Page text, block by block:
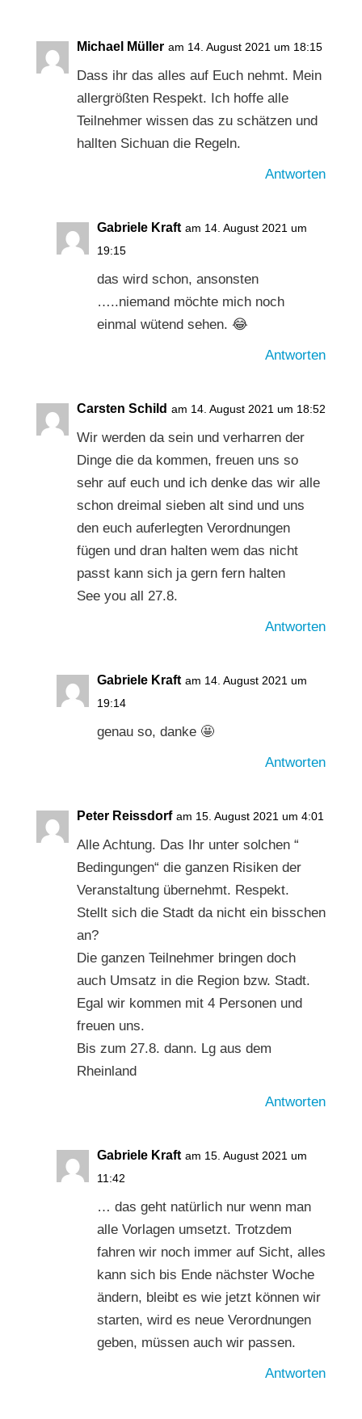
Michael Müller am 14. August 2021 um 18:15
Dass ihr das alles auf Euch nehmt. Mein
allergrößten Respekt. Ich hoffe alle
Teilnehmer wissen das zu schätzen und
hallten Sichuan die Regeln.
Antworten
Gabriele Kraft am 14. August 2021 um
19:15
das wird schon, ansonsten
…..niemand möchte mich noch
einmal wütend sehen. 😂
Antworten
Carsten Schild am 14. August 2021 um 18:52
Wir werden da sein und verharren der
Dinge die da kommen, freuen uns so
sehr auf euch und ich denke das wir alle
schon dreimal sieben alt sind und uns
den euch auferlegten Verordnungen
fügen und dran halten wem das nicht
passt kann sich ja gern fern halten
See you all 27.8.
Antworten
Gabriele Kraft am 14. August 2021 um
19:14
genau so, danke 🤩
Antworten
Peter Reissdorf am 15. August 2021 um 4:01
Alle Achtung. Das Ihr unter solchen “
Bedingungen“ die ganzen Risiken der
Veranstaltung übernehmt. Respekt.
Stellt sich die Stadt da nicht ein bisschen
an?
Die ganzen Teilnehmer bringen doch
auch Umsatz in die Region bzw. Stadt.
Egal wir kommen mit 4 Personen und
freuen uns.
Bis zum 27.8. dann. Lg aus dem
Rheinland
Antworten
Gabriele Kraft am 15. August 2021 um
11:42
… das geht natürlich nur wenn man
alle Vorlagen umsetzt. Trotzdem
fahren wir noch immer auf Sicht, alles
kann sich bis Ende nächster Woche
ändern, bleibt es wie jetzt können wir
starten, wird es neue Verordnungen
geben, müssen auch wir passen.
Antworten